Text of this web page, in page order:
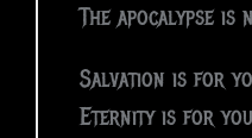
The apocalypse is
Salvation is for
Eternity is for you